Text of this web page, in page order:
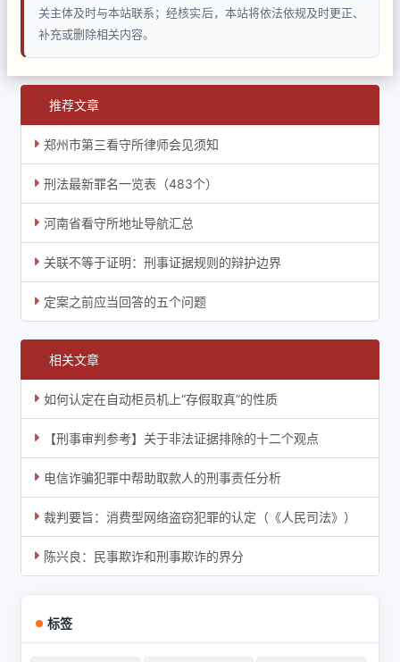
关主体及时与本站联系；经核实后，本站将依法依规及时更正、
补充或删除相关内容。
推荐文章
郑州市第三看守所律师会见须知
刑法最新罪名一览表（483个）
河南省看守所地址导航汇总
关联不等于证明：刑事证据规则的辩护边界
定案之前应当回答的五个问题
相关文章
如何认定在自动柜员机上“存假取真”的性质
【刑事审判参考】关于非法证据排除的十二个观点
电信诈骗犯罪中帮助取款人的刑事责任分析
裁判要旨：消费型网络盗窃犯罪的认定（《人民司法》）
陈兴良：民事欺诈和刑事欺诈的界分
标签